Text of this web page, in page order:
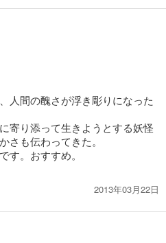
人間の醜さが浮き彫りになった
寄り添って生きようとする妖怪
さも伝わってきた。
す。おすすめ。
2013年03月22日